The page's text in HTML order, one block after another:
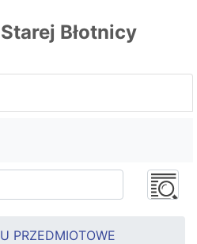
Błotnicy
PRZEDMIOTOWE